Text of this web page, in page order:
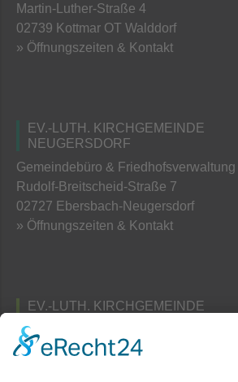
Martin-Luther-Straße 4
02739 Kottmar OT Walddorf
» Öffnungszeiten & Kontakt
EV.-LUTH. KIRCHGEMEINDE
NEUGERSDORF
Gemeindebüro & Friedhofsverwaltung
Rudolf-Breitscheid-Straße 7
02727 Ebersbach-Neugersdorf
» Öffnungszeiten & Kontakt
EV.-LUTH. KIRCHGEMEINDE
Pfarramts- und Friedhofsverwaltung